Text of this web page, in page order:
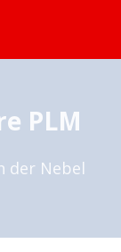
PLM
der Nebel